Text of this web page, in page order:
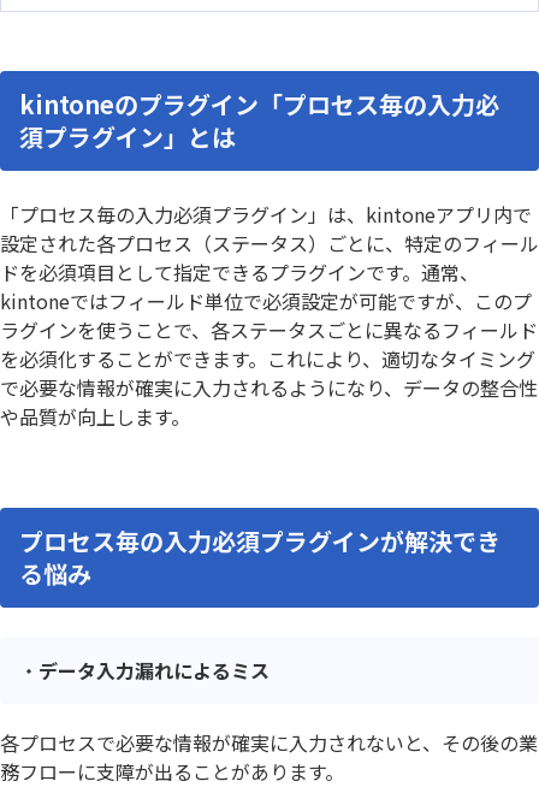
kintoneのプラグイン「プロセス毎の入力必
須プラグイン」とは
「プロセス毎の入力必須プラグイン」は、kintoneアプリ内で
設定された各プロセス（ステータス）ごとに、特定のフィール
ドを必須項目として指定できるプラグインです。通常、
kintoneではフィールド単位で必須設定が可能ですが、このプ
ラグインを使うことで、各ステータスごとに異なるフィールド
を必須化することができます。これにより、適切なタイミング
で必要な情報が確実に入力されるようになり、データの整合性
や品質が向上します。
プロセス毎の入力必須プラグインが解決でき
る悩み
データ入力漏れによるミス
各プロセスで必要な情報が確実に入力されないと、その後の業
務フローに支障が出ることがあります。